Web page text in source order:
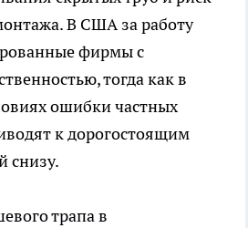
В США за работу
фирмы с
тогда как в
ошибки частных
к дорогостоящим
снизу.
трапа в